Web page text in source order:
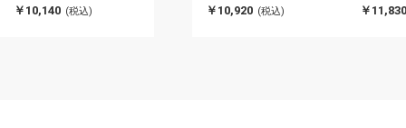
こ おしゃれ 洗える かわ
￥10,140 (税込)
こ おしゃれ 洗える かわ
￥10,920 (税込)
こ おし
￥11,830